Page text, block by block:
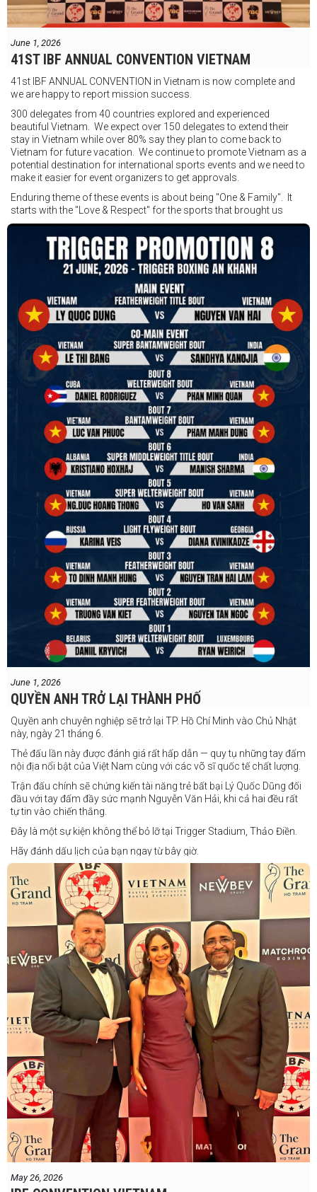
Jesse Travers vs Fidelis Laia
Thông tin sự kiện:
Ngày: 18 tháng 7
Địa điểm: Mantra on View, Surfers Paradise, Queensland, Úc
June 1, 2026
41ST IBF ANNUAL CONVENTION VIETNAM
41st IBF ANNUAL CONVENTION in Vietnam is now complete and
we are happy to report mission success.
300 delegates from 40 countries explored and experienced
beautiful Vietnam. We expect over 150 delegates to extend their
stay in Vietnam while over 80% say they plan to come back to
Vietnam for future vacation. We continue to promote Vietnam as a
potential destination for international sports events and we need to
make it easier for event organizers to get approvals.
Enduring theme of these events is about being "One & Family". It
starts with the "Love & Respect" for the sports that brought us
together. To help each other get better, to share experiences, and
remembering that it is all about protecting the safety of the boxers
in and out of the ring. It is not about power over them but rather
power to serve, guide, advice, and respect the path they chose. We
strive to make it a little smoother and safer.
VBO is pleased to welcome
Vietnam Boxing Federation - VBF
to join the convention in the organizing committee. We are joining
hands to restart professional boxing in Vietnam. Stay stuned.
We will release more photos once IBF has had the chance to
review them and release it officially.
#ibfconvention
#grandhotram
#professionalboxing
#41stibfconvention
June 1, 2026
QUYỀN ANH TRỞ LẠI THÀNH PHỐ
Quyền anh chuyên nghiệp sẽ trở lại TP. Hồ Chí Minh vào Chủ Nhật
này, ngày 21 tháng 6.
Thẻ đấu lần này được đánh giá rất hấp dẫn — quy tụ những tay đấm
nội địa nổi bật của Việt Nam cùng với các võ sĩ quốc tế chất lượng.
Trận đấu chính sẽ chứng kiến tài năng trẻ bất bại Lý Quốc Dũng đối
đầu với tay đấm đầy sức mạnh Nguyễn Văn Hải, khi cả hai đều rất
tự tin vào chiến thắng.
Đây là một sự kiện không thể bỏ lỡ tại Trigger Stadium, Thảo Điền.
Hãy đánh dấu lịch của bạn ngay từ bây giờ.
Thông tin cập nhật sẽ sớm được công bố.
May 26, 2026